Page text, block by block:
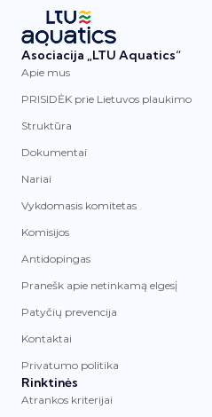
Asociacija „LTU Aquatics“
Apie mus
PRISIDĖK prie Lietuvos plaukimo
Struktūra
Dokumentai
Nariai
Vykdomasis komitetas
Komisijos
Antidopingas
Pranešk apie netinkamą elgesį
Patyčių prevencija
Kontaktai
Privatumo politika
Rinktinės
Atrankos kriterijai